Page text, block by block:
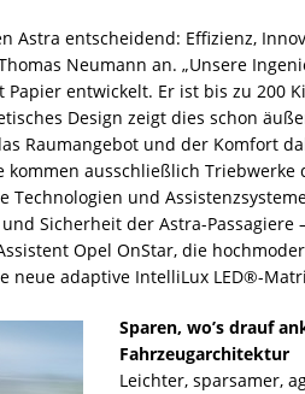
Astra entscheidend: Effizienz,
Neumann an. „Unsere
entwickelt. Er ist bis zu 200
Design zeigt dies schon
Raumangebot und der Komfort
ausschließlich Triebwerke
Technologien und
Sicherheit der Astra-Passagiere
Opel OnStar, die
neue adaptive IntelliLux LED®-
Sparen, wo’s drauf
Fahrzeugarchitektur
Leichter, sparsamer,